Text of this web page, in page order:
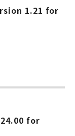
1.21 for
for